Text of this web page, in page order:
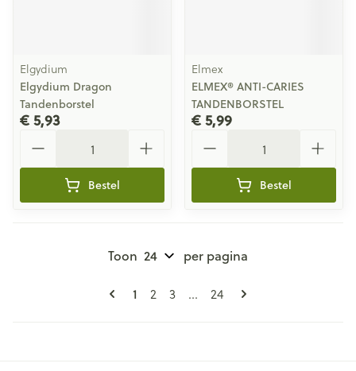
Elgydium
Elgydium Dragon
Tandenborstel
€ 5,93
Bestel
Elmex
ELMEX® ANTI-CARIES
TANDENBORSTEL
€ 5,99
Bestel
Pagina's
U lees momenteel pagina
1 Pagina
2 Pagina
3 ... Pagina
24
Toon per pagina